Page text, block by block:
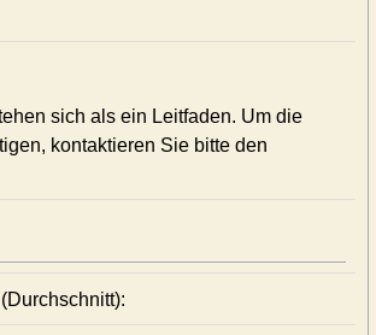
sich als ein Leitfaden. Um die
kontaktieren Sie bitte den